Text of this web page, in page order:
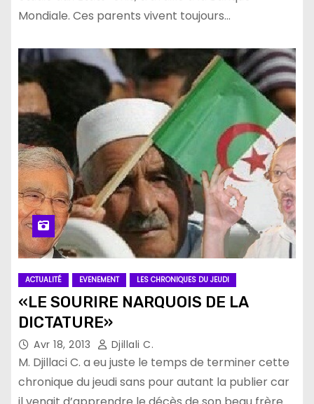
Mondiale. Ces parents vivent toujours…
ACTUALITÉ EVENEMENT LES CHRONIQUES DU JEUDI
«LE SOURIRE NARQUOIS DE LA
DICTATURE»
Avr 18, 2013 Djillali C.
M. Djillaci C. a eu juste le temps de terminer cette
chronique du jeudi sans pour autant la publier car